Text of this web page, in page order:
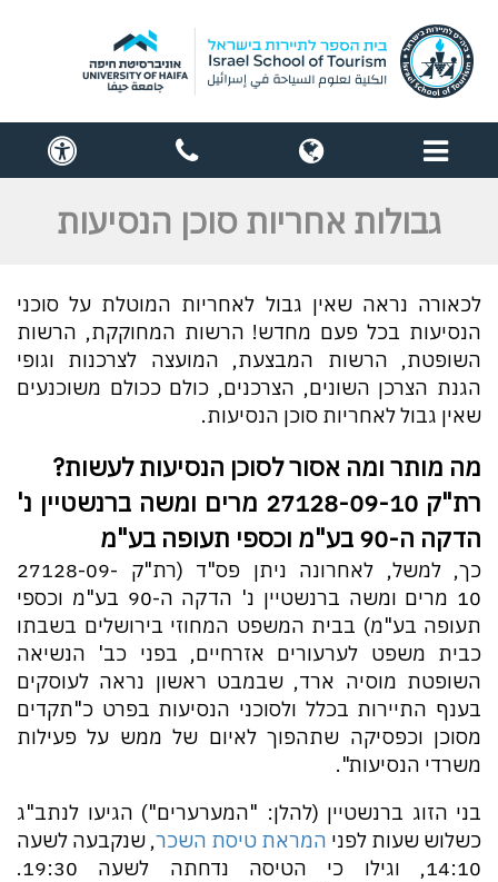
תפריט globe
contact
us
גבולות אחריות סוכן הנסיעות
לכאורה נראה שאין גבול לאחריות המוטלת על סוכני
הנסיעות בכל פעם מחדש! הרשות המחוקקת, הרשות
השופטת, הרשות המבצעת, המועצה לצרכנות וגופי
הגנת הצרכן השונים, הצרכנים, כולם ככולם משוכנעים
שאין גבול לאחריות סוכן הנסיעות.
מה מותר ומה אסור לסוכן הנסיעות לעשות?
רת"ק 27128-09-10 מרים ומשה ברנשטיין נ'
הדקה ה-90 בע"מ וכספי תעופה בע"מ
כך, למשל, לאחרונה ניתן פס"ד (רת"ק 27128-09-
10 מרים ומשה ברנשטיין נ' הדקה ה-90 בע"מ וכספי
תעופה בע"מ) בבית המשפט המחוזי בירושלים בשבתו
כבית משפט לערעורים אזרחיים, בפני כב' הנשיאה
השופטת מוסיה ארד, שבמבט ראשון נראה לעוסקים
בענף התיירות בכלל ולסוכני הנסיעות בפרט כ"תקדים
מסוכן וכפסיקה שתהפוך לאיום של ממש על פעילות
משרדי הנסיעות".
בני הזוג ברנשטיין (להלן: "המערערים") הגיעו לנתב"ג
כשלוש שעות לפני המראת טיסת השכר, שנקבעה לשעה
14:10, וגילו כי הטיסה נדחתה לשעה 19:30.